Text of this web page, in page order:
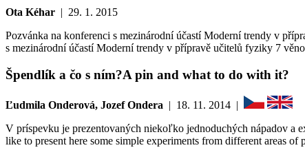
Ota Kéhar | 29. 1. 2015
Pozvánka na konferenci s mezinárodní účastí Moderní trendy v
s mezinárodní účastí Moderní trendy v přípravě učitelů fyziky 7
Špendlík a čo s ním?A pin and what to do with it?
Ľudmila Onderová, Jozef Ondera | 18. 11. 2014 |
V príspevku je prezentovaných niekoľko jednoduchých nápadov
like to present here some simple experiments from different areas